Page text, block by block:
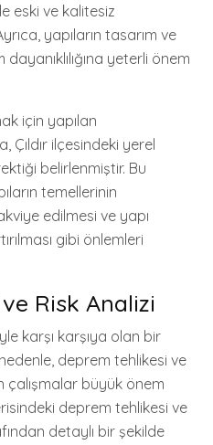
eski ve kalitesiz
yapıların tasarım ve
yeterli önem
için yapılan
ilçesindeki yerel
belirlenmiştir. Bu
temellerinin
edilmesi ve yapı
gibi önlemleri
Risk Analizi
karşı karşıya olan bir
deprem tehlikesi ve
çalışmalar büyük önem
deprem tehlikesi ve
detaylı bir şekilde